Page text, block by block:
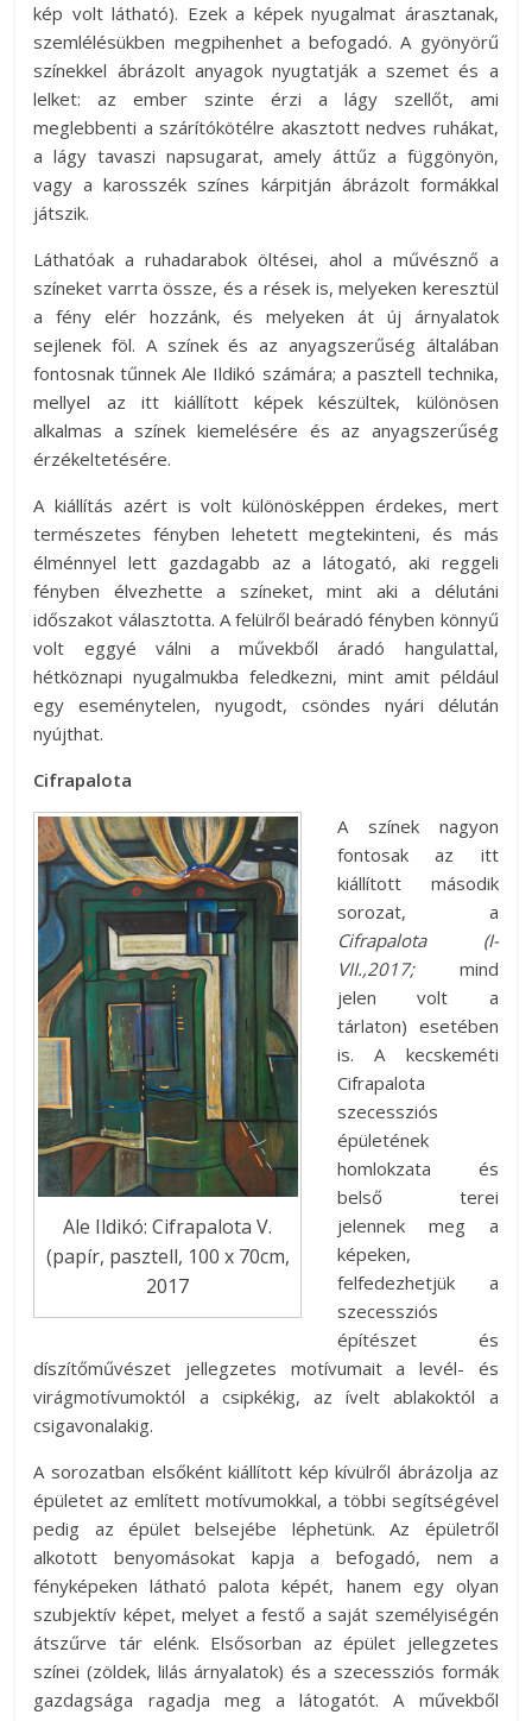
kép volt látható). Ezek a képek nyugalmat árasztanak,
szemlélésükben megpihenhet a befogadó. A gyönyörű
színekkel ábrázolt anyagok nyugtatják a szemet és a
lelket: az ember szinte érzi a lágy szellőt, ami
meglebbenti a szárítókötélre akasztott nedves ruhákat,
a lágy tavaszi napsugarat, amely áttűz a függönyön,
vagy a karosszék színes kárpitján ábrázolt formákkal
játszik.
Láthatóak a ruhadarabok öltései, ahol a művésznő a
színeket varrta össze, és a rések is, melyeken keresztül
a fény elér hozzánk, és melyeken át új árnyalatok
sejlenek föl. A színek és az anyagszerűség általában
fontosnak tűnnek Ale Ildikó számára; a pasztell technika,
mellyel az itt kiállított képek készültek, különösen
alkalmas a színek kiemelésére és az anyagszerűség
érzékeltetésére.
A kiállítás azért is volt különösképpen érdekes, mert
természetes fényben lehetett megtekinteni, és más
élménnyel lett gazdagabb az a látogató, aki reggeli
fényben élvezhette a színeket, mint aki a délutáni
időszakot választotta. A felülről beáradó fényben könnyű
volt eggyé válni a művekből áradó hangulattal,
hétköznapi nyugalmukba feledkezni, mint amit például
egy eseménytelen, nyugodt, csöndes nyári délután
nyújthat.
Cifrapalota
Ale Ildikó: Cifrapalota V.
(papír, pasztell, 100 x 70cm,
2017
A színek nagyon
fontosak az itt
kiállított második
sorozat, a
Cifrapalota (I-
VII.,2017; mind
jelen volt a
tárlaton) esetében
is. A kecskeméti
Cifrapalota
szecessziós
épületének
homlokzata és
belső terei
jelennek meg a
képeken,
felfedezhetjük a
szecessziós
építészet és
díszítőművészet jellegzetes motívumait a levél- és
virágmotívumoktól a csipkékig, az ívelt ablakoktól a
csigavonalakig.
A sorozatban elsőként kiállított kép kívülről ábrázolja az
épületet az említett motívumokkal, a többi segítségével
pedig az épület belsejébe léphetünk. Az épületről
alkotott benyomásokat kapja a befogadó, nem a
fényképeken látható palota képét, hanem egy olyan
szubjektív képet, melyet a festő a saját személyiségén
átszűrve tár elénk. Elsősorban az épület jellegzetes
színei (zöldek, lilás árnyalatok) és a szecessziós formák
gazdagsága ragadja meg a látogatót. A művekből